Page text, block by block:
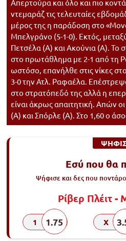
Απερτούρα και όλο και πιο
ντεμαράζ τις τελευταίες
μέρος της η παράδοση στο
Μπελγράνο (5-1-0). Εκτός,
Πετσέλα (Α) και Ακούνια (Α). Το
στο πρωτάθλημα με 2-1 από τη
ωστόσο, επανήλθε στις νίκες
3-0 την Ατλ. Ραφαέλα.
στο στρατόπεδό της αλλά η
είναι άκρως απαιτητική. Απών
(Α) και Σπόρλε (Α). Στο 1,60 ο
Εσύ που θα
Ψήφισε και δες που
Ρίβερ Πλέιτ -
1 1.75 X